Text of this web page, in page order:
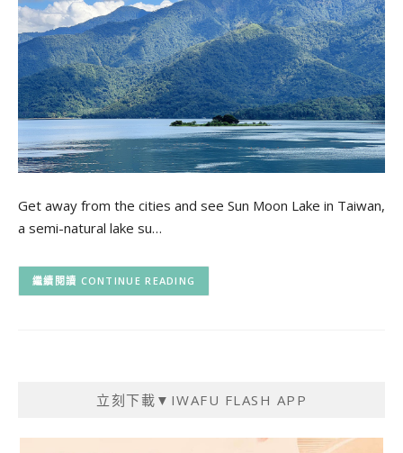
Get away from the cities and see Sun Moon Lake in Taiwan,
a semi-natural lake su…
CONTINUE READING
立刻下載▼IWAFU FLASH APP